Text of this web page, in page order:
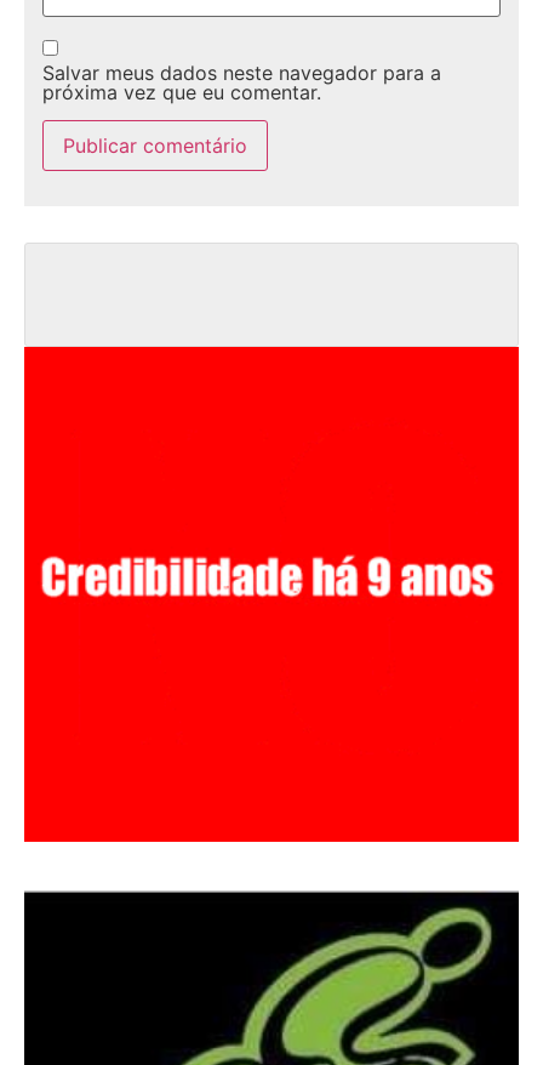
Salvar meus dados neste navegador para a
próxima vez que eu comentar.